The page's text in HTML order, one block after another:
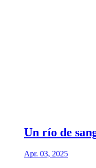
Un río de
Apr. 03, 2025